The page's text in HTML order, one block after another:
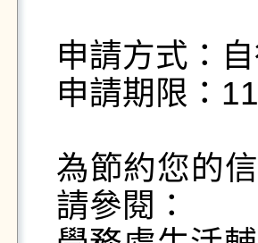
申請方式：
申請期限：
為節約您的
請參閱：